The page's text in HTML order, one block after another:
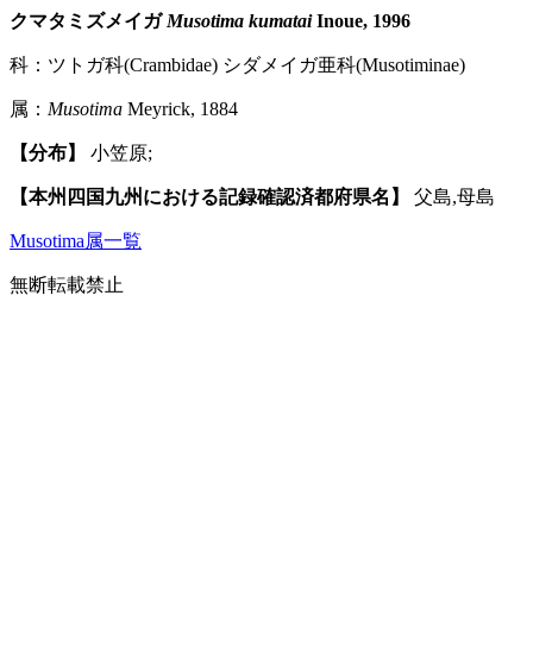
クマタミズメイガ Musotima kumataiInoue, 1996
科：ツトガ科(Crambidae) シダメイガ亜科(Musotiminae)
属： Musotima Meyrick, 1884
【分布】 小笠原;
【本州四国九州における記録確認済都府県名】 父島,母島
Musotima属一覧
無断転載禁止